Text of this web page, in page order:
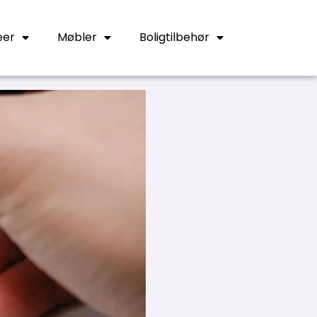
Møbler Boligtilbehør